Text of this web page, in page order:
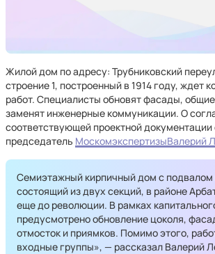
Жилой дом по адресу: Трубниковский
строение 1, построенный в 1914 году, ждет
работ. Специалисты обновят фасады,
заменят инженерные коммуникации. О
соответствующей проектной
председатель МоскомэкспертизыВалерий
Семиэтажный кирпичный дом с подвалом
состоящий из двух секций, в районе
еще до революции. В рамках
предусмотрено обновление цоколя,
отмосток и приямков. Помимо этого,
входные группы», — рассказал Валерий